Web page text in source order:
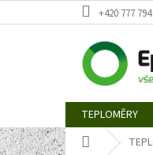
na
+420 777
TEPLOMĚRY
Domů